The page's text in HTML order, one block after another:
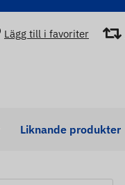
Lägg till i favoriter
Liknande produkter